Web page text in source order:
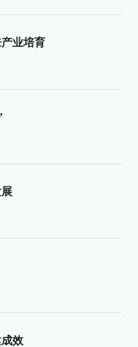
业培育
效